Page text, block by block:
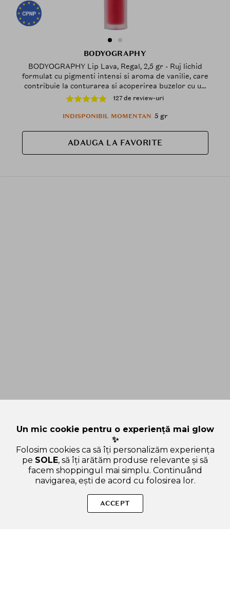
BODYOGRAPHY
BODYOGRAPHY Lip Lava, Regal, 2,5 gr - Ruj lichid
formulat cu pigmenti intensi si aroma de vanilie, care
contribuie la conturarea si acoperirea buzelor cu un
finisaj metalizat si luminos si la mentinerea
confortului pe buze
127 de review-uri
INDISPONIBIL MOMENTAN 5 gr
ADAUGA LA FAVORITE
Produse autentice, conforme UE, alese responsabil.
Un mic cookie pentru o experiență mai glow
✨
Folosim cookies ca să îți personalizăm experiența
pe SOLE, să îți arătăm produse relevante și să
facem shoppingul mai simplu. Continuând
navigarea, ești de acord cu folosirea lor.
ACCEPT